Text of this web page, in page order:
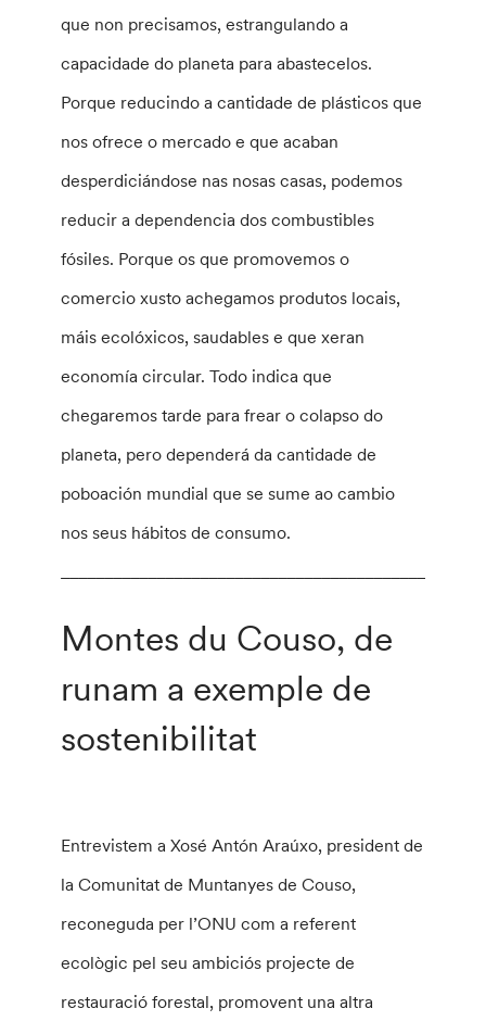
que non precisamos, estrangulando a
capacidade do planeta para abastecelos.
Porque reducindo a cantidade de plásticos que
nos ofrece o mercado e que acaban
desperdiciándose nas nosas casas, podemos
reducir a dependencia dos combustibles
fósiles. Porque os que promovemos o
comercio xusto achegamos produtos locais,
máis ecolóxicos, saudables e que xeran
economía circular. Todo indica que
chegaremos tarde para frear o colapso do
planeta, pero dependerá da cantidade de
poboación mundial que se sume ao cambio
nos seus hábitos de consumo.
Montes du Couso, de
runam a exemple de
sostenibilitat
Entrevistem a Xosé Antón Araúxo, president de
la Comunitat de Muntanyes de Couso,
reconeguda per l’ONU com a referent
ecològic pel seu ambiciós projecte de
restauració forestal, promovent una altra